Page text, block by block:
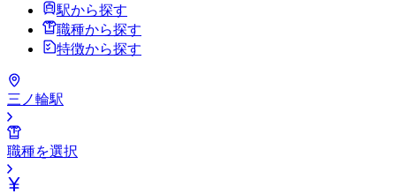
駅から探す
職種から探す
特徴から探す
三ノ輪駅
職種を選択